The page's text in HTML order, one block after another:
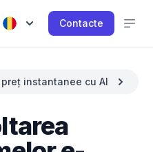
Contacte
instantanee cu AI